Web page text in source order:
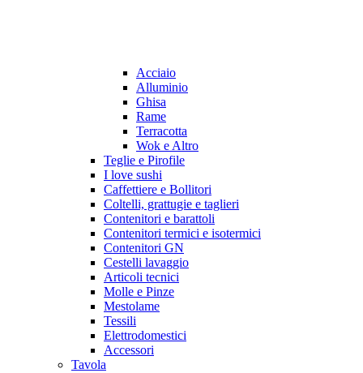
Acciaio
Alluminio
Ghisa
Rame
Terracotta
Wok e Altro
Teglie e Pirofile
I love sushi
Caffettiere e Bollitori
Coltelli, grattugie e taglieri
Contenitori e barattoli
Contenitori termici e isotermici
Contenitori GN
Cestelli lavaggio
Articoli tecnici
Molle e Pinze
Mestolame
Tessili
Elettrodomestici
Accessori
Tavola